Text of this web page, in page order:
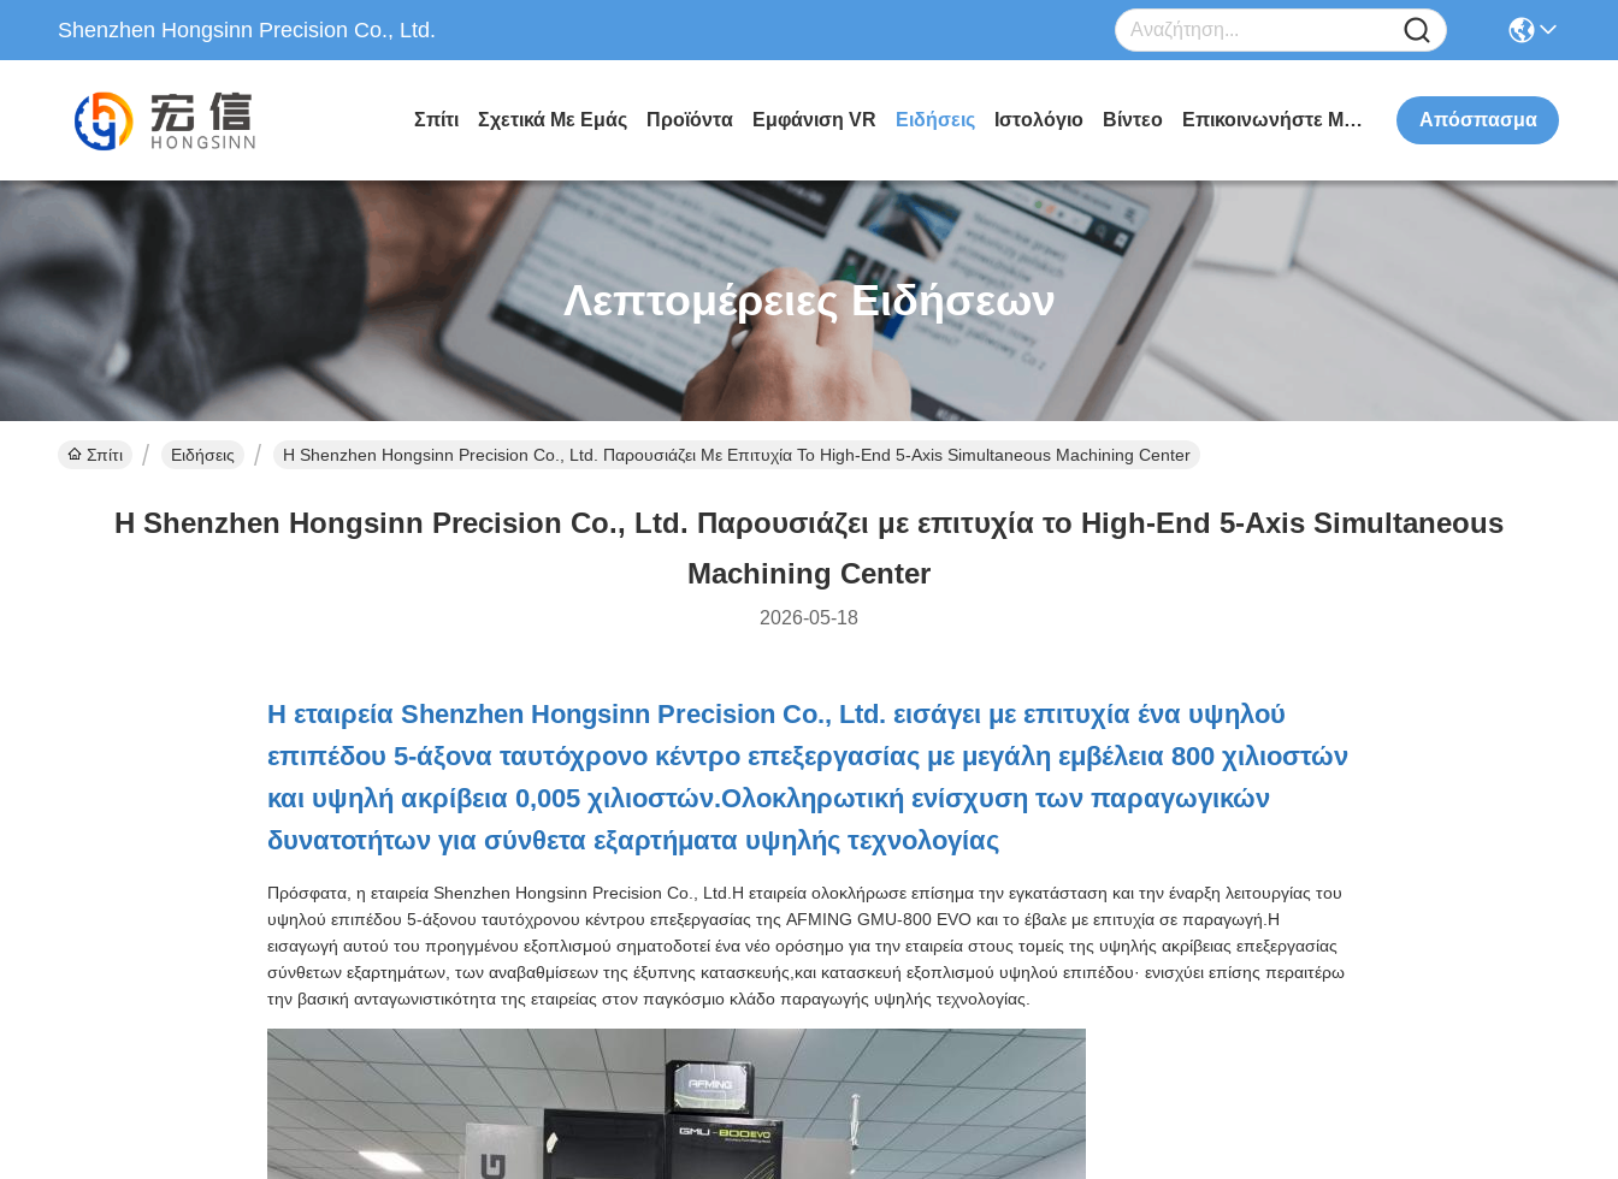
Shenzhen Hongsinn Precision Co., Ltd.
Σπίτι Σχετικά Με Εμάς Προϊόντα Εμφάνιση VR Ειδήσεις Ιστολόγιο Βίντεο Επικοινωνήστε Μαζί Μας Απόσπασμα
Λεπτομέρειες Ειδήσεων
Σπίτι Ειδήσεις Η Shenzhen Hongsinn Precision Co., Ltd. Παρουσιάζει Με Επιτυχία Το High-End 5-Axis Simultaneous Machining Center
Η Shenzhen Hongsinn Precision Co., Ltd. Παρουσιάζει με επιτυχία το High-End 5-Axis Simultaneous
Machining Center
2026-05-18
Η εταιρεία Shenzhen Hongsinn Precision Co., Ltd. εισάγει με επιτυχία ένα υψηλού
επιπέδου 5-άξονα ταυτόχρονο κέντρο επεξεργασίας με μεγάλη εμβέλεια 800 χιλιοστών
και υψηλή ακρίβεια 0,005 χιλιοστών.Ολοκληρωτική ενίσχυση των παραγωγικών
δυνατοτήτων για σύνθετα εξαρτήματα υψηλής τεχνολογίας
Πρόσφατα, η εταιρεία Shenzhen Hongsinn Precision Co., Ltd.Η εταιρεία ολοκλήρωσε επίσημα την εγκατάσταση και την έναρξη λειτουργίας του
υψηλού επιπέδου 5-άξονου ταυτόχρονου κέντρου επεξεργασίας της AFMING GMU-800 EVO και το έβαλε με επιτυχία σε παραγωγή.Η
εισαγωγή αυτού του προηγμένου εξοπλισμού σηματοδοτεί ένα νέο ορόσημο για την εταιρεία στους τομείς της υψηλής ακρίβειας επεξεργασίας
σύνθετων εξαρτημάτων, των αναβαθμίσεων της έξυπνης κατασκευής,και κατασκευή εξοπλισμού υψηλού επιπέδου· ενισχύει επίσης περαιτέρω
την βασική ανταγωνιστικότητα της εταιρείας στον παγκόσμιο κλάδο παραγωγής υψηλής τεχνολογίας.